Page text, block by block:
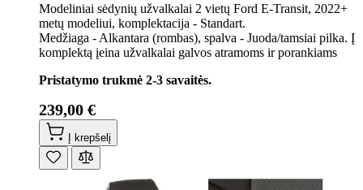
Modeliniai sėdynių užvalkalai 2 vietų Ford E-Transit, 2022+
metų modeliui, komplektacija - Standart.
Medžiaga - Alkantara (rombas), spalva - Juoda/tamsiai pilka. Į
komplektą įeina užvalkalai galvos atramoms ir porankiams
Pristatymo trukmė 2-3 savaitės.
239,00 €
Į krepšelį